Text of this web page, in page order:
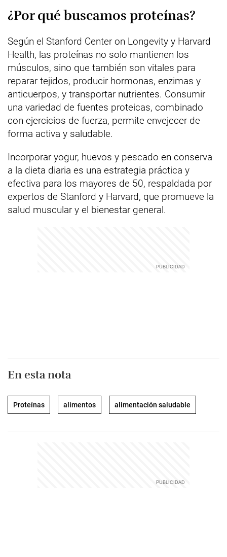
¿Por qué buscamos proteínas?
Según el Stanford Center on Longevity y Harvard
Health, las proteínas no solo mantienen los
músculos, sino que también son vitales para
reparar tejidos, producir hormonas, enzimas y
anticuerpos, y transportar nutrientes. Consumir
una variedad de fuentes proteicas, combinado
con ejercicios de fuerza, permite envejecer de
forma activa y saludable.
Incorporar yogur, huevos y pescado en conserva
a la dieta diaria es una estrategia práctica y
efectiva para los mayores de 50, respaldada por
expertos de Stanford y Harvard, que promueve la
salud muscular y el bienestar general.
En esta nota
Proteínas alimentos alimentación saludable